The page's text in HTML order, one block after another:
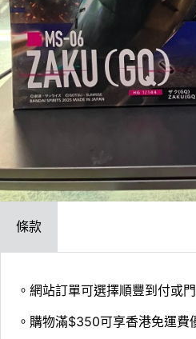
條款
。網站訂單可選擇順豐到付或
。購物滿$350可享香港免運費